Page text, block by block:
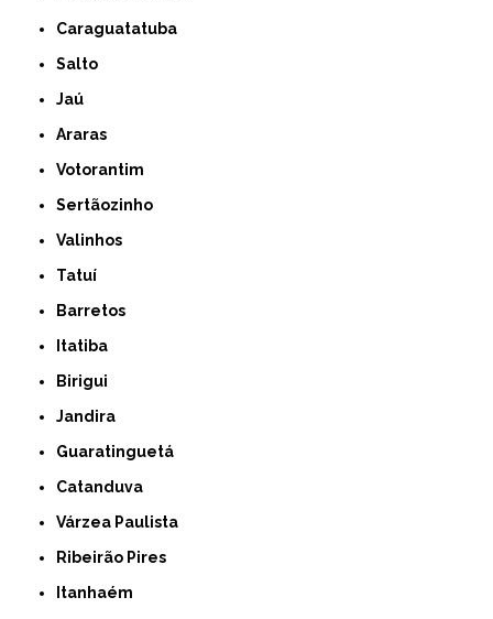
Caraguatatuba
Salto
Jaú
Araras
Votorantim
Sertãozinho
Valinhos
Tatuí
Barretos
Itatiba
Birigui
Jandira
Guaratinguetá
Catanduva
Várzea Paulista
Ribeirão Pires
Itanhaém